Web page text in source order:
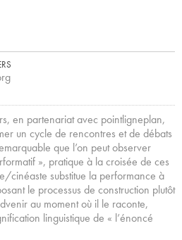
en partenariat avec pointligneplan,
un cycle de rencontres et de débats
que l’on peut observer
», pratique à la croisée de ces
cinéaste substitue la performance à
le processus de construction plutôt
au moment où il le raconte,
linguistique de « l’énoncé